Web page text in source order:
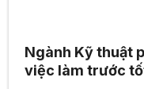
Ngành Kỹ thuật
việc làm trước